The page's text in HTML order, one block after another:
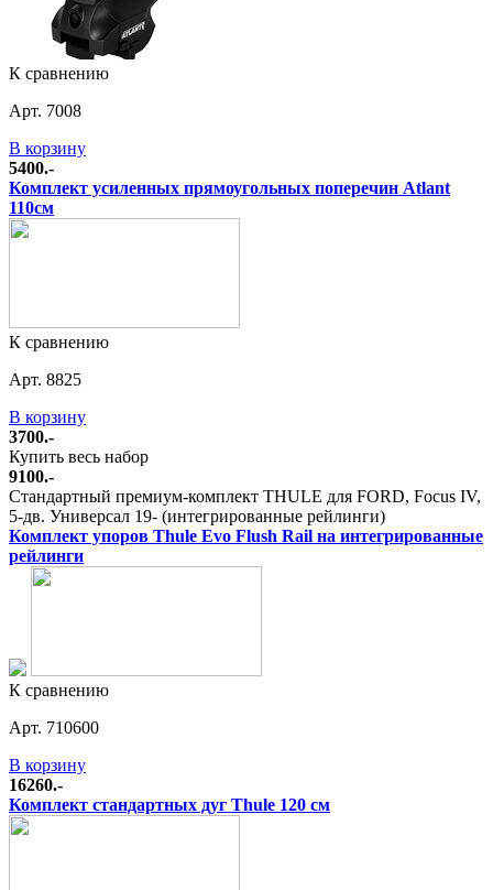
К сравнению
Арт. 7008
В корзину
5400.-
Комплект усиленных прямоугольных поперечин Atlant
110см
К сравнению
Арт. 8825
В корзину
3700.-
Купить весь набор
9100.-
Стандартный премиум-комплект THULE для FORD, Focus IV,
5-дв. Универсал 19- (интегрированные рейлинги)
Комплект упоров Thule Evo Flush Rail на интегрированные
рейлинги
К сравнению
Арт. 710600
В корзину
16260.-
Комплект стандартных дуг Thule 120 см